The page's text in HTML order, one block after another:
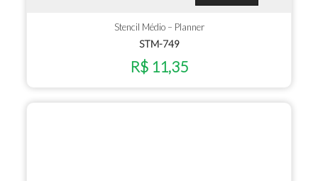
Stencil Médio – Planner
STM-749
R$ 11,35